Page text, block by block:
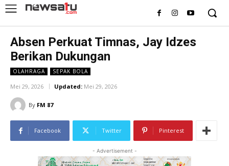
Absen Perkuat Timnas, Jay Idzes
Berikan Dukungan
OLAHRAGA SEPAK BOLA
Mei 29, 2026 Updated: Mei 29, 2026
By FM 87
Facebook Twitter Pinterest
- Advertisement -